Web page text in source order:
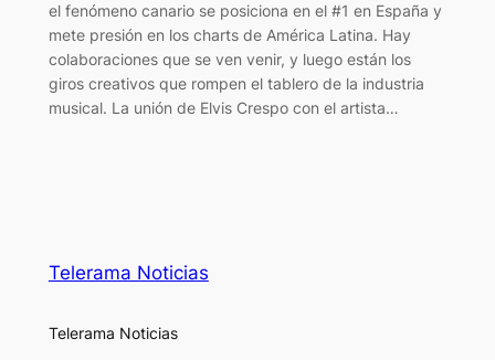
el fenómeno canario se posiciona en el #1 en España y
mete presión en los charts de América Latina. Hay
colaboraciones que se ven venir, y luego están los
giros creativos que rompen el tablero de la industria
musical. La unión de Elvis Crespo con el artista…
Telerama Noticias
Telerama Noticias